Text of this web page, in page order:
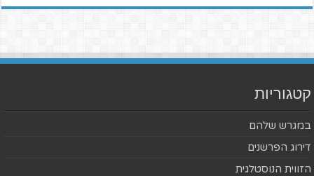
קטגוריות
במגרש שלהם
דירוג הפרשנים
הזווית הנוסטלגית